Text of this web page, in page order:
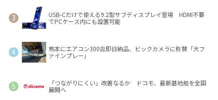
USB-Cだけで使える9.2型サブディスプレイ登場 HDMI不要
でPCケース内にも設置可能
熊本にエアコン300台即日納品、ビックカメラに称賛「大フ
ァインプレー」
「つながりにくい」改善なるか ドコモ、最新基地局を全国
展開へ